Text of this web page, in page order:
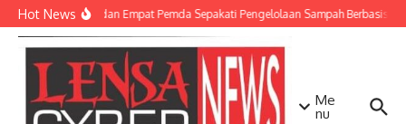
Lewati ke konten
Hot NewsTNI AD dan Empat Pemda Sepakati Pengelolaan Sampah Berbasis
Me
nu